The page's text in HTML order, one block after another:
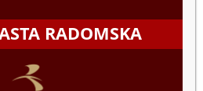
RADOMSKA